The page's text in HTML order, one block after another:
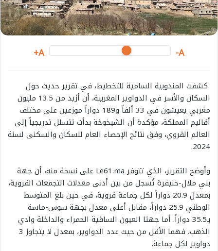
l
A-
A+
كشفت المندوبية السامية للتخطيط، في تقرير حديث حول
السكان والأسر في الدواوير المغربية، أن أزيد من 13.5 مليون
مغربي يعيشون في 33 ألفاً و189 دواراً موزعين على مختلف
أقاليم المملكة، مؤكدة أن الشيخوخة بدأت تتسلل تدريجياً إلى
العالم القروي، وفق نتائج الإحصاء العام للسكان والسكنى لسنة
2024.
وأوضح التقرير، الذي تتوفر Le61.ma على نسخة منه، أن جهة
بني ملال-خنيفرة تُسجل من بين أدنى معدلات التجمعات القروية،
بمعدل 20.9 دواراً لكل جماعة قروية، في حين بلغ المتوسط
الوطني 25.9 دواراً، مقابل أعلى معدل بجهة سوس-ماسة
بـ35.5 دواراً. أما جهتا العيون الساقية الحمراء والداخلة وادي
الذهب، فهما الأقل من حيث عدد الدواوير، بمعدل لا يتجاوز 3
دواوير لكل جماعة.